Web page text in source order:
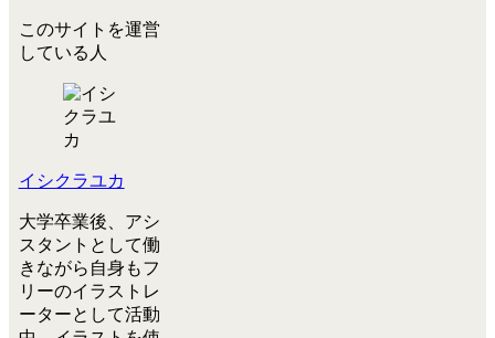
このサイトを運営
している人
イシクラユカ
大学卒業後、アシ
スタントとして働
きながら自身もフ
リーのイラストレ
ーターとして活動